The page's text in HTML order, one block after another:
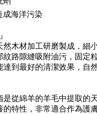
海洋污染
然木材加工研磨製成，細
紋路隙縫吸附油污，固定
達到最好的清潔效果，自
是從綿羊的羊毛中提取的
的特性，非常適合作為護